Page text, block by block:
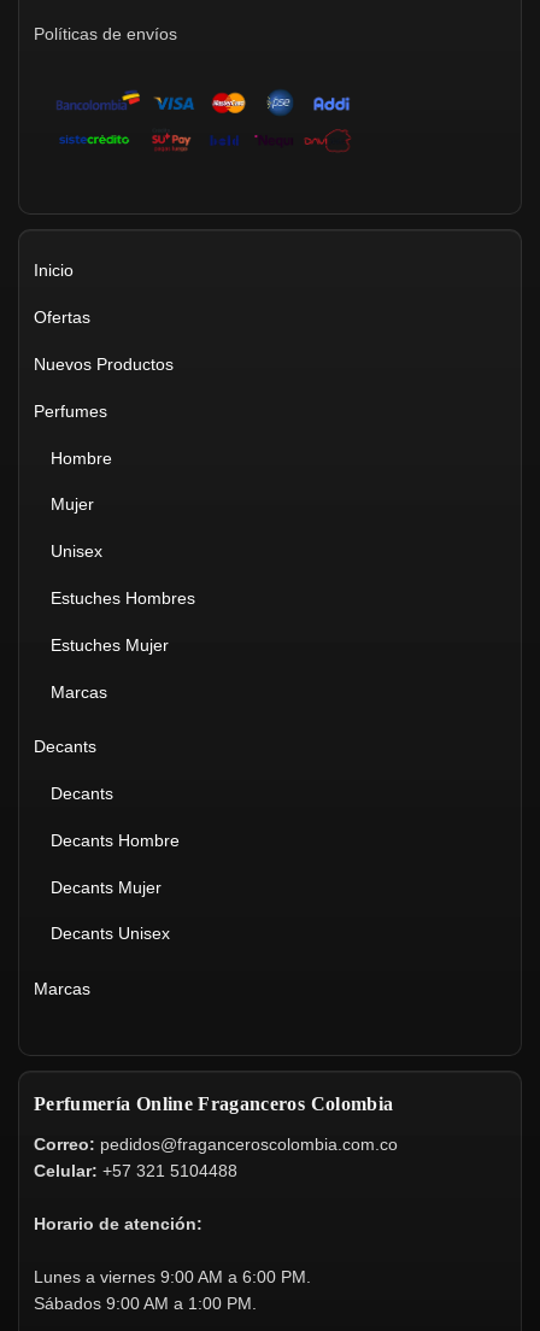
Políticas de envíos
Inicio
Ofertas
Nuevos Productos
Perfumes
Hombre
Mujer
Unisex
Estuches Hombres
Estuches Mujer
Marcas
Decants
Decants
Decants Hombre
Decants Mujer
Decants Unisex
Marcas
Perfumería Online Fraganceros Colombia
Correo: pedidos@fraganceroscolombia.com.co
Celular: +57 321 5104488
Horario de atención:
Lunes a viernes 9:00 AM a 6:00 PM.
Sábados 9:00 AM a 1:00 PM.